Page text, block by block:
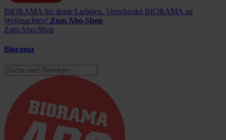
BIORAMA für deine Liebsten. Verschenke BIORAMA zu
Weihnachten! Zum Abo-Shop
Zum Abo-Shop
Biorama